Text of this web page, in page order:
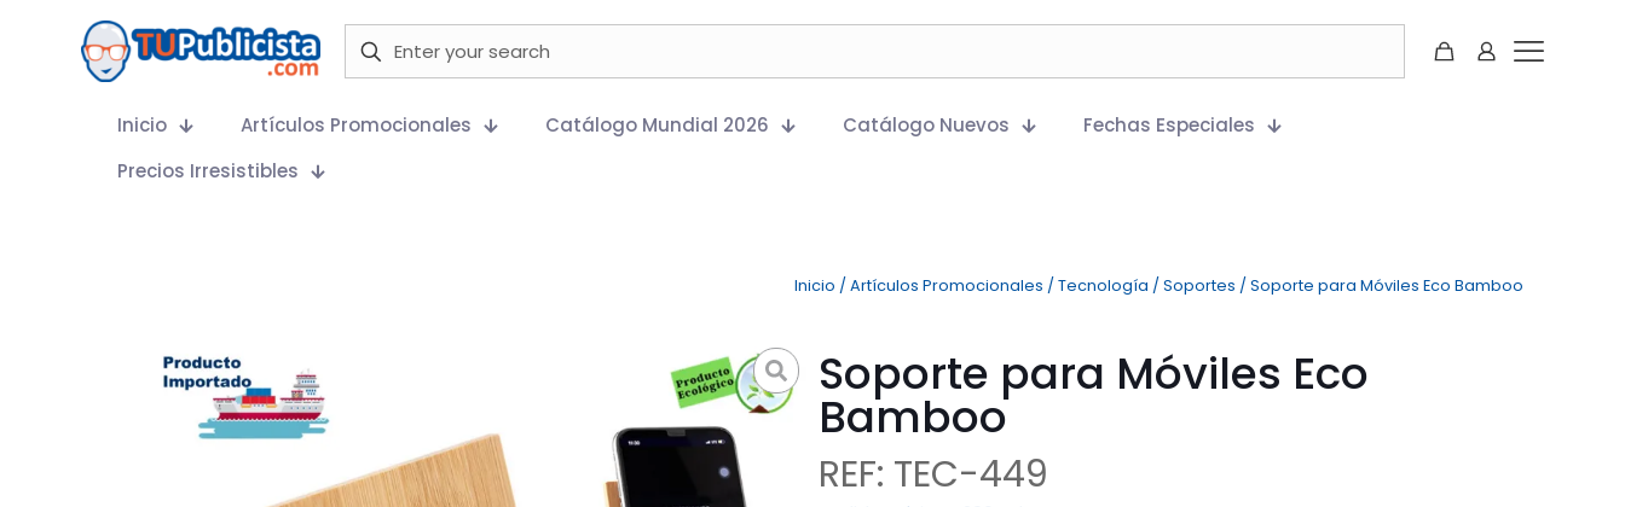
Inicio Artículos Promocionales Catálogo Mundial 2026 Catálogo Nuevos
Fechas Especiales
Precios Irresistibles
Inicio / Artículos Promocionales / Tecnología / Soportes / Soporte para Móviles Eco Bamboo
Soporte para Móviles Eco
Bamboo
REF: TEC-449